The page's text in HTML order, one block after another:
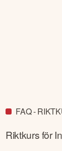
FAQ -
Riktkurs för